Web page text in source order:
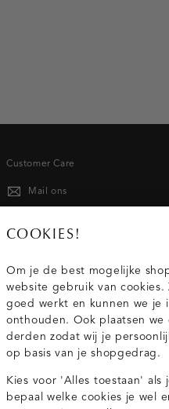
Customer Care
Mail ons
020 - 3412 667
Service
Wij zijn Costes
Topcategorieën voor jou
COOKIES!
Om je de best mogelijke
website gebruik van
goed werkt en kunnen we je
onthouden. Ook plaatsen we
derden zodat wij je
op basis van je shopgedrag.
Kies voor 'Alles toestaan' als
bepaal welke cookies je wel